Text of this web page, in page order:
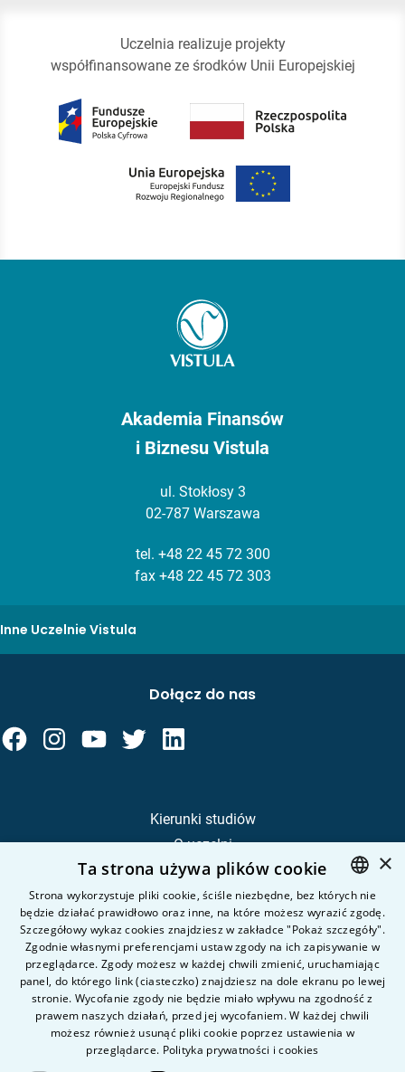
Uczelnia realizuje projekty
współfinansowane ze środków Unii Europejskiej
Akademia Finansów
i Biznesu Vistula
ul. Stokłosy 3
02-787 Warszawa
tel. +48 22 45 72 300
fax +48 22 45 72 303
Inne Uczelnie Vistula
Kierunki studiów
O uczelni
Kandydat
Student
Nauka i badania
Intranet
Pytania i odpowiedzi
Kontakt
Dołącz do nas
POLISH
ENGLISH
×
Ta strona używa plików cookie
Strona wykorzystuje pliki cookie, ściśle niezbędne, bez których nie
będzie działać prawidłowo oraz inne, na które możesz wyrazić zgodę.
Szczegółowy wykaz cookies znajdziesz w zakładce "Pokaż szczegóły".
Zgodnie własnymi preferencjami ustaw zgody na ich zapisywanie w
przeglądarce. Zgody możesz w każdej chwili zmienić, uruchamiając
panel, do którego link (ciasteczko) znajdziesz na dole ekranu po lewej
stronie. Wycofanie zgody nie będzie miało wpływu na zgodność z
prawem naszych działań, przed jej wycofaniem. W każdej chwili
możesz również usunąć pliki cookie poprzez ustawienia w
przeglądarce. Polityka prywatności i cookies